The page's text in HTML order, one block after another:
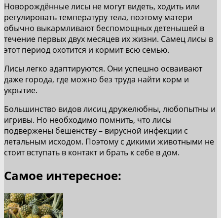
Новорождённые лисы не могут видеть, ходить или
регулировать температуру тела, поэтому матери
обычно выкармливают беспомощных детенышей в
течение первых двух месяцев их жизни. Самец лисы в
этот период охотится и кормит всю семью.
Лисы легко адаптируются. Они успешно осваивают
даже города, где можно без труда найти корм и
укрытие.
Большинство видов лисиц дружелюбны, любопытны и
игривы. Но необходимо помнить, что лисы
подвержены бешенству – вирусной инфекции с
летальным исходом. Поэтому с дикими животными не
стоит вступать в контакт и брать к себе в дом.
Самое интересное: